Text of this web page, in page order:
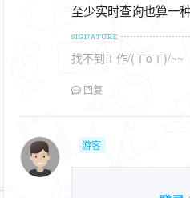
至少实时查询也算
找不到工作/(ㄒoㄒ)/~~
回复
游客